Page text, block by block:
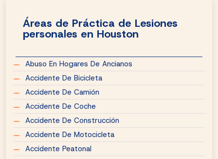
Áreas de Práctica de Lesiones
personales en Houston
Abuso En Hogares De Ancianos
Accidente De Bicicleta
Accidente De Camión
Accidente De Coche
Accidente De Construcción
Accidente De Motocicleta
Accidente Peatonal